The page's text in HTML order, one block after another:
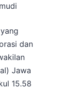
dan
Jawa
15.58